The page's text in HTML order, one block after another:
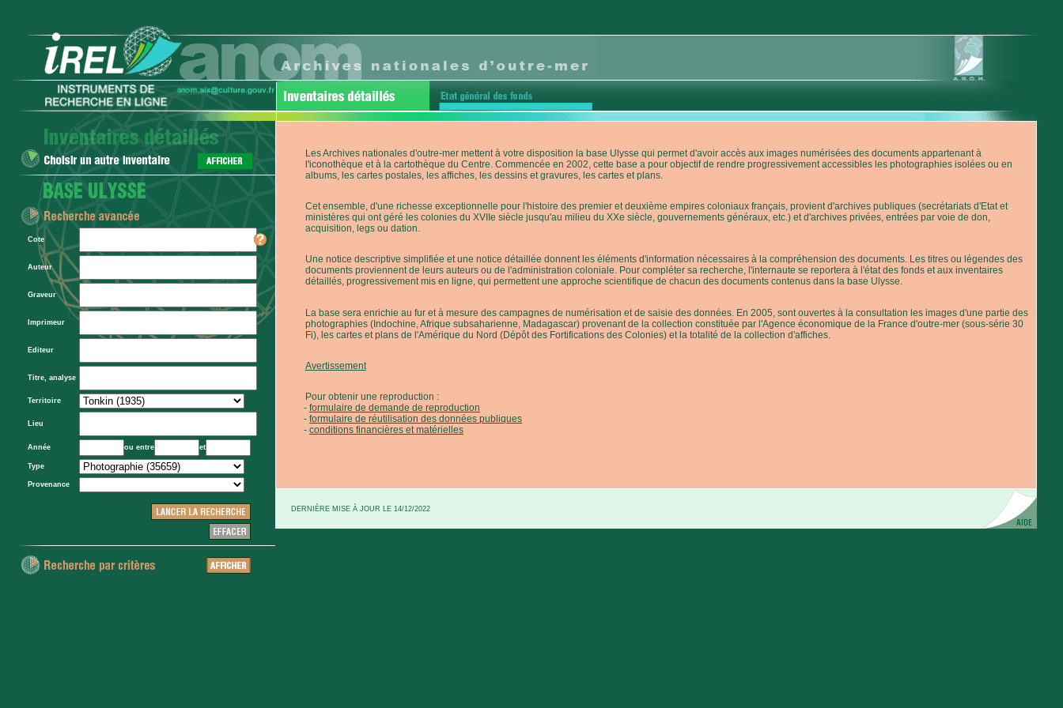
Cote
Auteur
Graveur
Imprimeur
Editeur
Titre, analyse
Territoire
Lieu
Année ou entre et
Type
Provenance
Les Archives nationales d'outre-mer mettent à votre disposition la base Ulysse qui permet d'avoir accès aux images numérisées des documents appartenant à
l'iconothèque et à la cartothèque du Centre. Commencée en 2002, cette base a pour objectif de rendre progressivement accessibles les photographies isolées ou en
albums, les cartes postales, les affiches, les dessins et gravures, les cartes et plans.
Cet ensemble, d'une richesse exceptionnelle pour l'histoire des premier et deuxième empires coloniaux français, provient d'archives publiques (secrétariats d'Etat et
ministères qui ont géré les colonies du XVIIe siècle jusqu'au milieu du XXe siècle, gouvernements généraux, etc.) et d'archives privées, entrées par voie de don,
acquisition, legs ou dation.
Une notice descriptive simplifiée et une notice détaillée donnent les éléments d'information nécessaires à la compréhension des documents. Les titres ou légendes des
documents proviennent de leurs auteurs ou de l'administration coloniale. Pour compléter sa recherche, l'internaute se reportera à l'état des fonds et aux inventaires
détaillés, progressivement mis en ligne, qui permettent une approche scientifique de chacun des documents contenus dans la base Ulysse.
La base sera enrichie au fur et à mesure des campagnes de numérisation et de saisie des données. En 2005, sont ouvertes à la consultation les images d'une partie des
photographies (Indochine, Afrique subsaharienne, Madagascar) provenant de la collection constituée par l'Agence économique de la France d'outre-mer (sous-série 30
Fi), les cartes et plans de l'Amérique du Nord (Dépôt des Fortifications des Colonies) et la totalité de la collection d'affiches.
Avertissement
Pour obtenir une reproduction :
formulaire de demande de reproduction
formulaire de réutilisation des données publiques
conditions financières et matérielles
DERNIÈRE MISE À JOUR LE 14/12/2022